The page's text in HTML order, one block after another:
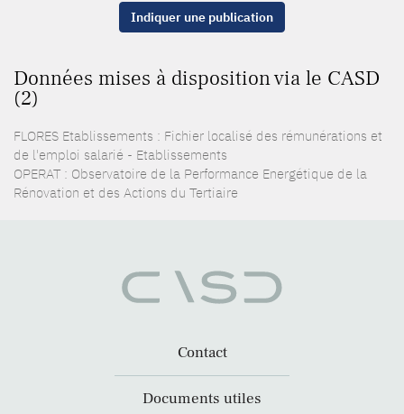
Indiquer une publication
Données mises à disposition via le CASD
(2)
FLORES Etablissements : Fichier localisé des rémunérations et
de l'emploi salarié - Etablissements
OPERAT : Observatoire de la Performance Energétique de la
Rénovation et des Actions du Tertiaire
Contact
Documents utiles